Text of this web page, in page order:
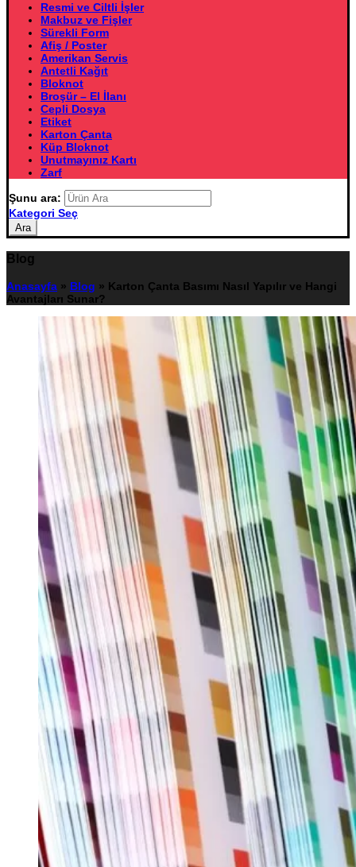
Resmi ve Ciltli İşler
Makbuz ve Fişler
Sürekli Form
Afiş / Poster
Amerikan Servis
Antetli Kağıt
Bloknot
Broşür – El İlanı
Cepli Dosya
Etiket
Karton Çanta
Küp Bloknot
Unutmayınız Kartı
Zarf
Şunu ara:
Kategori Seç
Ara
Blog
Anasayfa » Blog » Karton Çanta Basımı Nasıl Yapılır ve Hangi
Avantajları Sunar?